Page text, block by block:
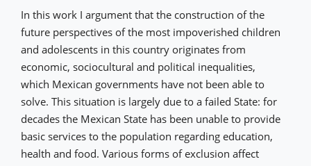
In this work I argument that the construction of the
future perspectives of the most impoverished children
and adolescents in this country originates from
economic, sociocultural and political inequalities,
which Mexican governments have not been able to
solve. This situation is largely due to a failed State: for
decades the Mexican State has been unable to provide
basic services to the population regarding education,
health and food. Various forms of exclusion affect